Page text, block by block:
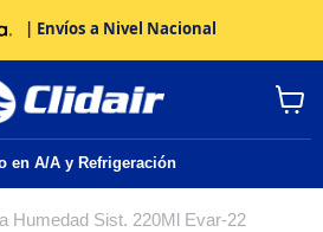
| Envíos a Nivel Nacional
en A/A y Refrigeración
carrito
Humedad Sist. 220Ml Evar-22